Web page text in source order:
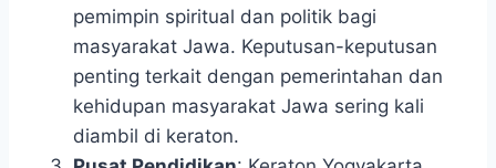
pemimpin spiritual dan politik bagi
masyarakat Jawa. Keputusan-keputusan
penting terkait dengan pemerintahan dan
kehidupan masyarakat Jawa sering kali
diambil di keraton.